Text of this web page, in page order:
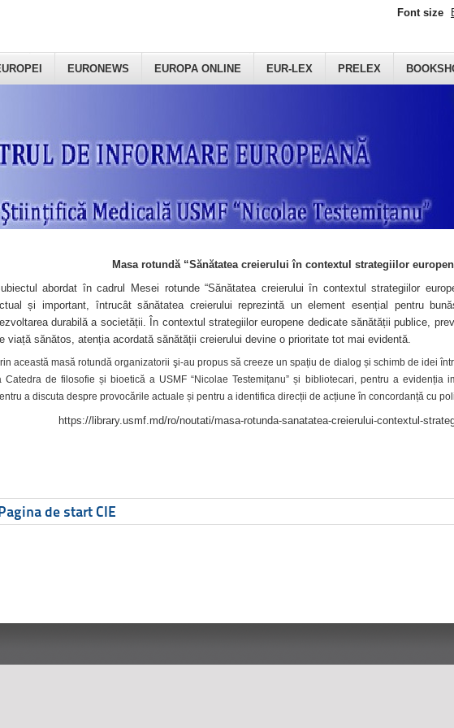
EURONEWS EUROPA ONLINE EUR-LEX PRELEX
Font size
Masa rotundă “Sănătatea creierului în contextul strategiilor
abordat în cadrul Mesei rotunde “Sănătatea creierului în contextul strategiilor
și important, întrucât sănătatea creierului reprezintă un element esențial pentru
durabilă a societății. În contextul strategiilor europene dedicate sănătății publice,
viață sănătos, atenția acordată sănătății creierului devine o prioritate tot mai evidentă.
această masă rotundă organizatorii şi-au propus să creeze un spațiu de dialog și schimb de idei
Catedra de filosofie și bioetică a USMF “Nicolae Testemițanu” și bibliotecari, pentru a evidenția
a discuta despre provocările actuale și pentru a identifica direcții de acțiune în concordanță cu
https://library.usmf.md/ro/noutati/masa-rotunda-sanatatea-creierului-contextul-
de start CIE